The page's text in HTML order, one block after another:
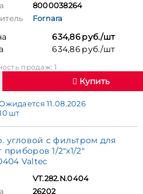
8000038264
Fornara
634,86 руб./шт
634,86 руб./шт
продаж: 1
Купить
11.08.2026
шт
угловой с фильтром для
приборов 1/2"х1/2"
Valtec
VT.282.N.0404
26202